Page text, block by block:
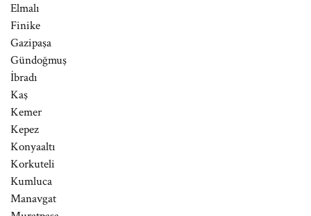
Elmalı
Finike
Gazipaşa
Gündoğmuş
İbradı
Kaş
Kemer
Kepez
Konyaaltı
Korkuteli
Kumluca
Manavgat